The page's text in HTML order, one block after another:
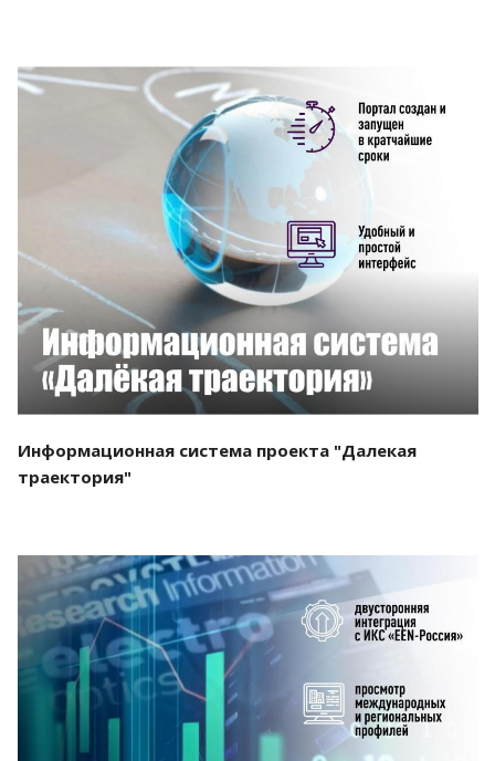
Смотреть проект
Информационная система проекта "Далекая
траектория"
Смотреть проект